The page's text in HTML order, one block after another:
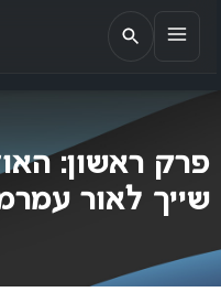
EUROMIX
אתר הבית של האירוויזיון
פרק ראשון:
שייך לאור